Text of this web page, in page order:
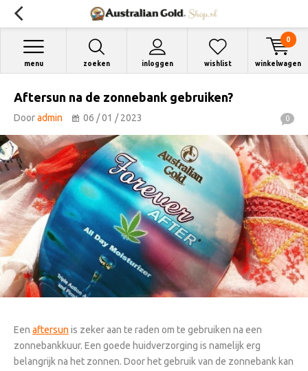
zoeken inloggen
menu wishlist winkelwagen
0
Aftersun na de zonnebank gebruiken?
Dooradmin 06 / 01 / 2023 0
Een aftersun is zeker aan te raden om te gebruiken na een
zonnebankkuur. Een goede huidverzorging is namelijk erg
belangrijk na het zonnen. Door het gebruik van de zonnebank kan